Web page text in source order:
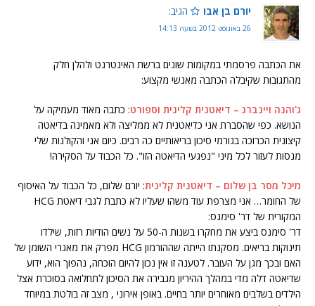
יורם בן אבו הגיב:
26 באוגוסט 2012 בשעה 14:13
את הכתבה פרסמתי במקומות שונים ברשת האינטרנט ולהלן חלק
מהתגובות שקיבלה הכתבה מאנשי מקצוע:
ג'והנה ויינברג – דיאטנית קלינית וספורט: כתבה מאוד מעמיקה על
הנושא. כפי שהסברת אני כדיאטנית לא ממליצה ולא מאמינה בדיאטה
קיצונית הכרוכה בגורמי סיכון בריאותיים כה רבים. כיום אני והקולגות שלי
מנסות לעזור לכל מיני "נפגעי הדיאטה הזו". כל הכבוד על הסקירה!
מיכל מסר בן שלום – דיאטנית קלינית: יורם שלום, כל הכבוד על האיסוף
של החומר… אני מצרפת עוד משהו שעליו לא כתבת לגבי דיאטת HCG
המקורית של דר' סימנס:
דר' סימנס ביצע את מחקרו בשנות ה-50 על נשים הודיות רזות, שילדו
תינוקות בריאים. מסקנתו הייתה שההורמון HCG מפרק את מאגרי השומן של
האם ובכך מגן על העובר. לטענה זו אין נכון להיום הוכחה, נהפוך הוא, ידוע
שדיאטה דלה מדי במהלך ההיריון מגבירה את הסיכון לתחלואה בסוכרת אצל
הילדים בשלבים מאוחרים יותר בחיים. באופן אירוני , מצב זה בולטת במיוחד